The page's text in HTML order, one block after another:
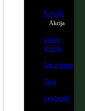
Fotinija
Akcija
Lovor
Višnja
Ligustrum
Tuja
Leylandii